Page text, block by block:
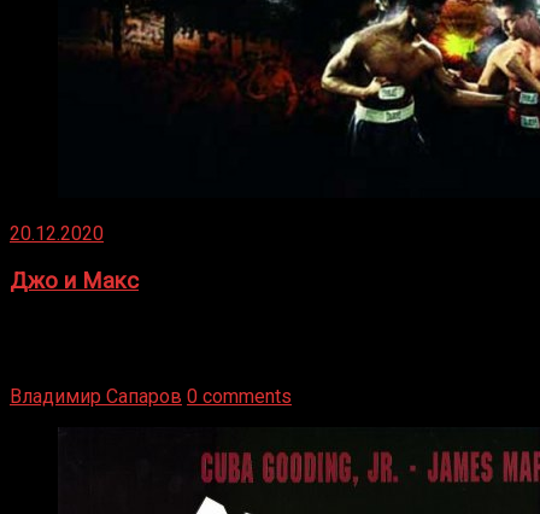
20.12.2020
Джо и Макс
Владимир Сапаров 0 comments